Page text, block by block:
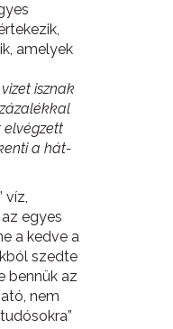
amelyek
isznak
elvégzett
a hát-
víz,
egyes
a kedve a
szedte
bennük az
nem